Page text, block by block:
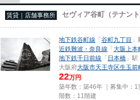
賃貸｜店舗事務所 セヴィア谷町（テナント
地下鉄谷町線 「谷町九丁目
近鉄難波・奈良線 「大阪上本
地下鉄千日前線 「 日本橋 」
大阪府大阪市天王寺区生玉前
22万円
築年数：築46年 ｜募集中： 1
階数：11階建